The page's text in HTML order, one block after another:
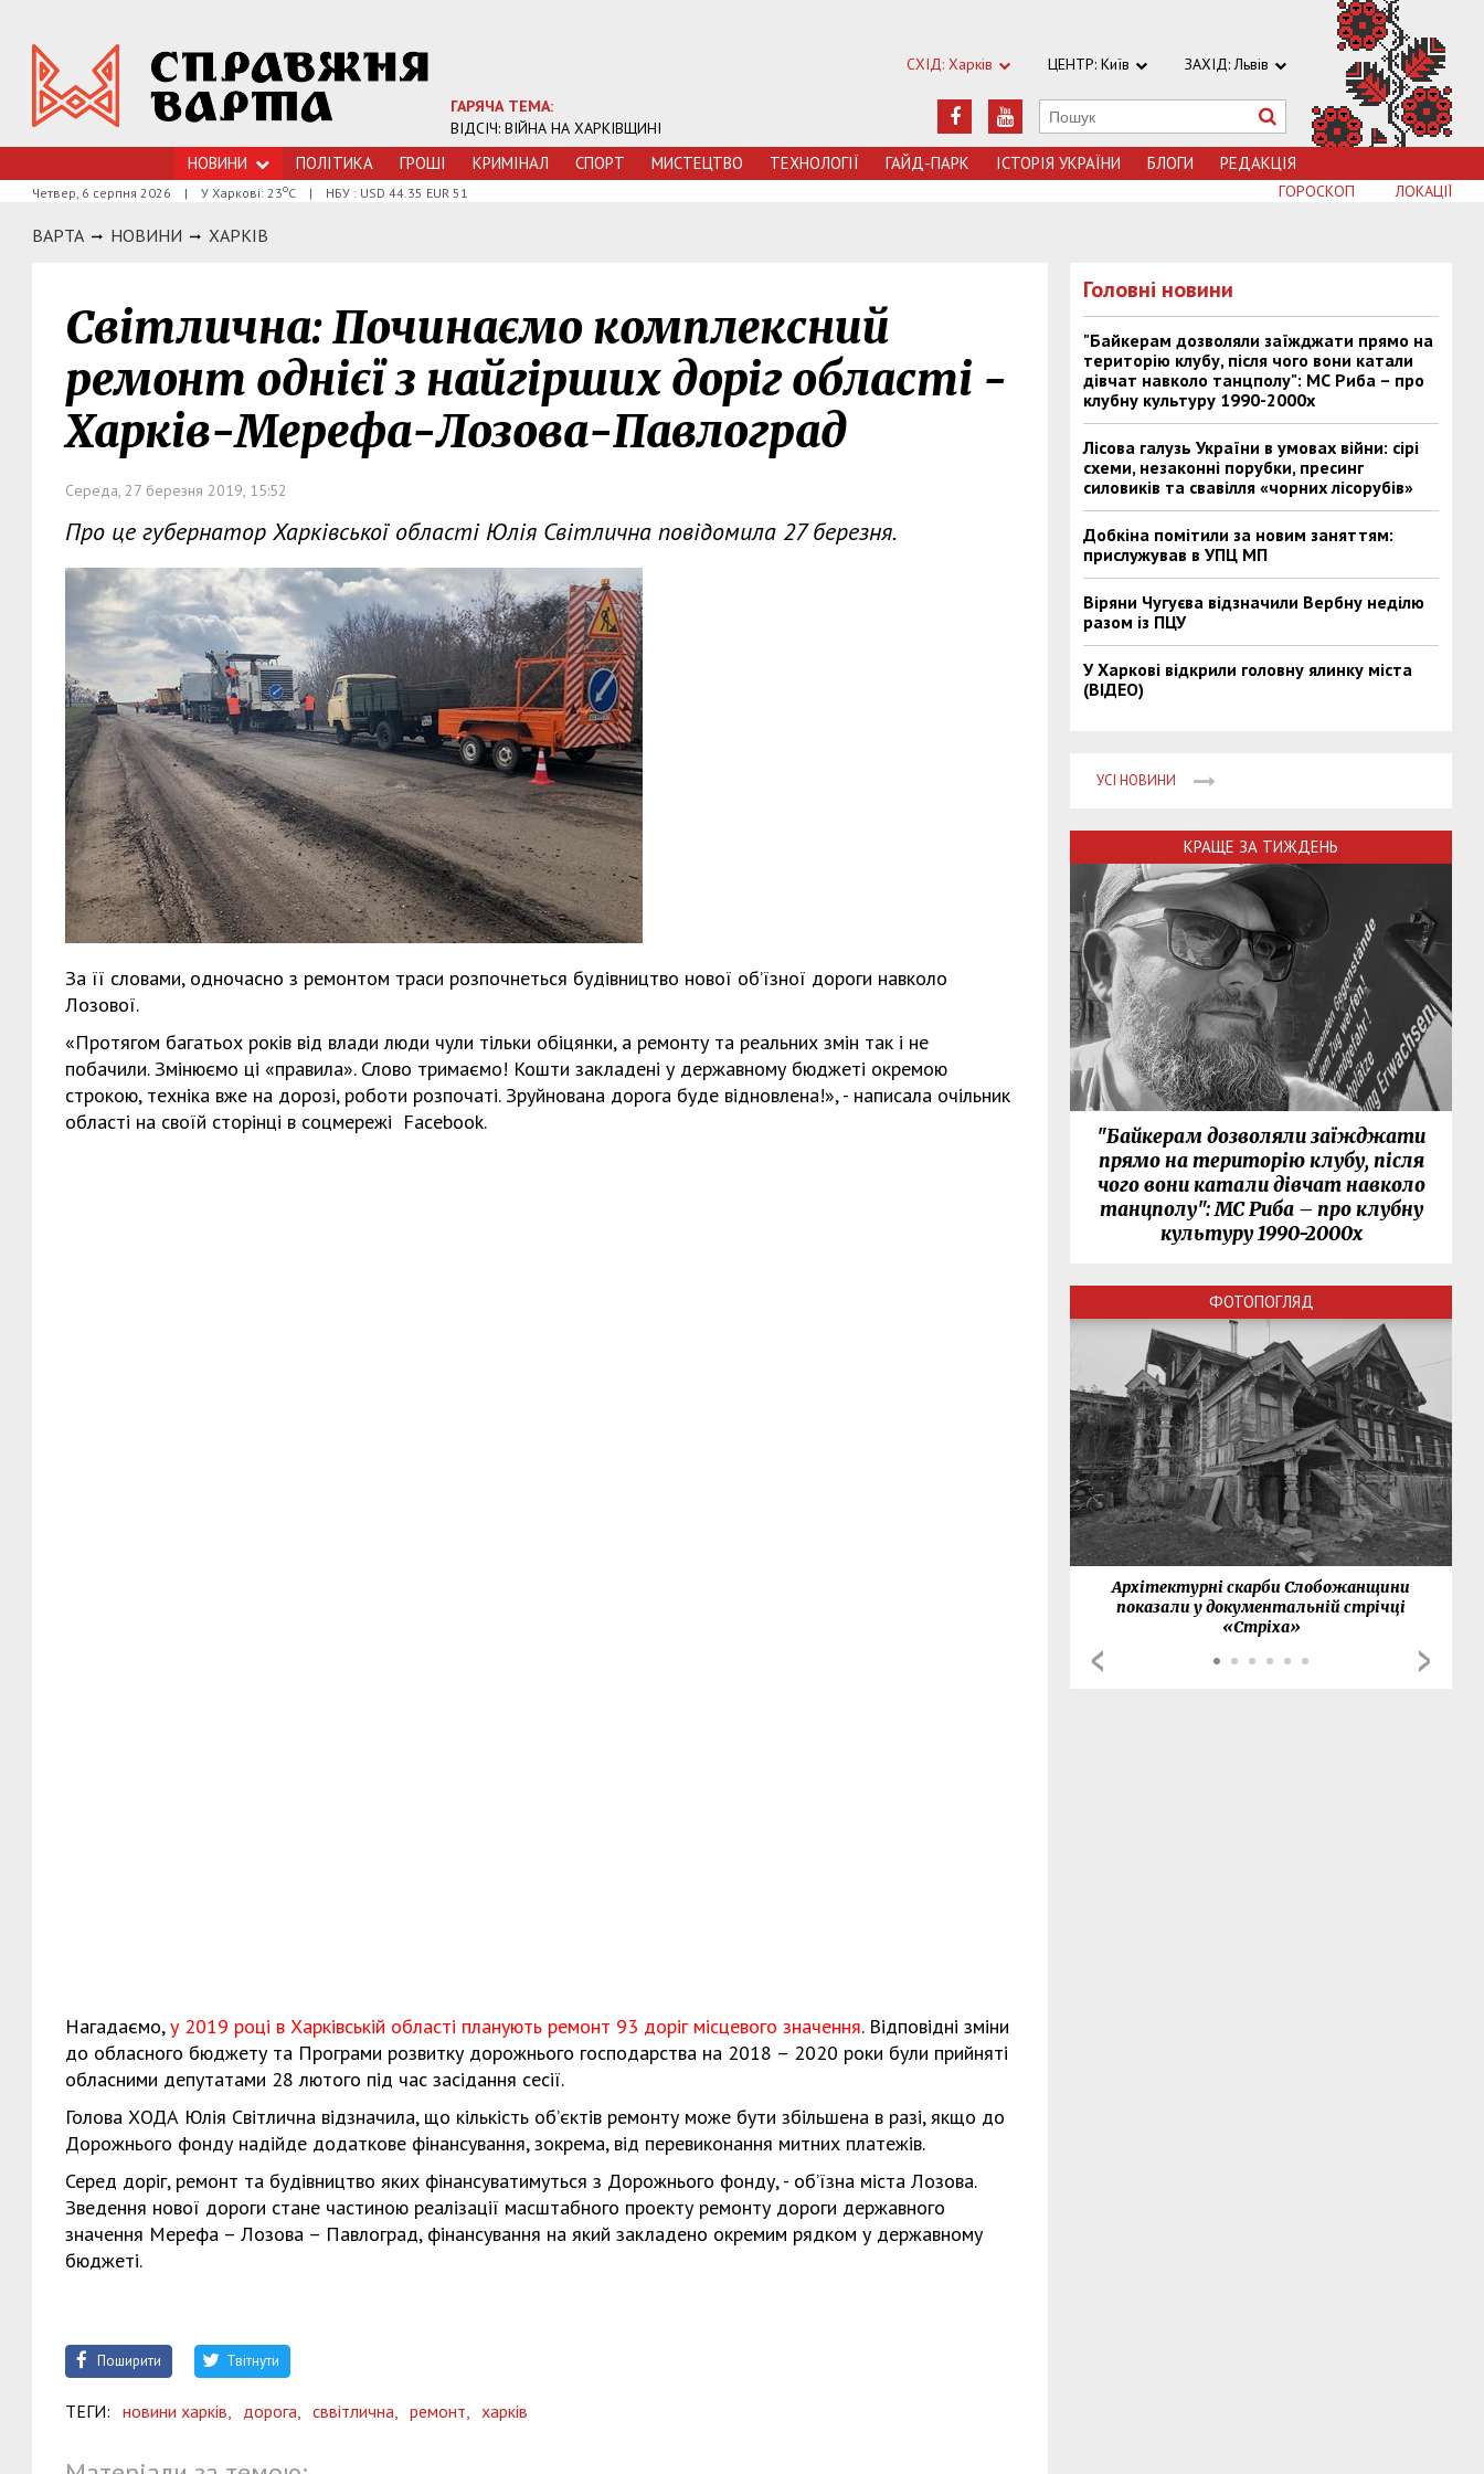
ГАРЯЧА ТЕМА:
ВІДСІЧ: ВІЙНА НА ХАРКІВЩИНІ
СХІД: Харків ЦЕНТР: Київ ЗАХІД: Львів
НОВИНИ ПОЛІТИКА ГРОШI КРИМIНАЛ СПОРТ МИСТЕЦТВО ТЕХНОЛОГIЇ ГАЙД-ПАРК ІСТОРІЯ УКРАЇНИ БЛОГИ РЕДАКЦІЯ
Четвер, 6 серпня 2026 | У Харкові: 23оС | НБУ : USD 44.35 EUR 51 ЛОКАЦІЇ
ГОРОСКОП
ВАРТА НОВИНИ ХАРКIВ
Світлична: Починаємо комплексний
ремонт однієї з найгірших доріг області -
Харків-Мерефа-Лозова-Павлоград
Середа, 27 березня 2019, 15:52
Про це губернатор Харківської області Юлія Світлична повідомила 27 березня.
За її словами, одночасно з ремонтом траси розпочнеться будівництво нової об’їзної дороги навколо
Лозової.
«Протягом багатьох років від влади люди чули тільки обіцянки, а ремонту та реальних змін так і не
побачили. Змінюємо ці «правила». Слово тримаємо! Кошти закладені у державному бюджеті окремою
строкою, техніка вже на дорозі, роботи розпочаті. Зруйнована дорога буде відновлена!», - написала очільник
області на своїй сторінці в соцмережі Facebook.
Нагадаємо,у 2019 році в Харківській області планують ремонт 93 доріг місцевого значення. Відповідні зміни
до обласного бюджету та Програми розвитку дорожнього господарства на 2018 – 2020 роки були прийняті
обласними депутатами 28 лютого під час засідання сесії.
Голова ХОДА Юлія Світлична відзначила, що кількість об’єктів ремонту може бути збільшена в разі, якщо до
Дорожнього фонду надійде додаткове фінансування, зокрема, від перевиконання митних платежів.
Серед доріг, ремонт та будівництво яких фінансуватимуться з Дорожнього фонду, - об’їзна міста Лозова.
Зведення нової дороги стане частиною реалізації масштабного проекту ремонту дороги державного
значення Мерефа – Лозова – Павлоград, фінансування на який закладено окремим рядком у державному
бюджеті.
Поширити Твітнути
ТЕГИ: новини харків, дорога, сввітлична, ремонт, харків
Головні новини
"Байкерам дозволяли заїжджати прямо на
територію клубу, після чого вони катали
дівчат навколо танцполу": МС Риба – про
клубну культуру 1990-2000х
Лісова галузь України в умовах війни: сірі
схеми, незаконні порубки, пресинг
силовиків та свавілля «чорних лісорубів»
Добкіна помітили за новим заняттям:
прислужував в УПЦ МП
Віряни Чугуєва відзначили Вербну неділю
разом із ПЦУ
У Харкові відкрили головну ялинку міста
(ВІДЕО)
УСІ НОВИНИ
КРАЩЕ ЗА ТИЖДЕНЬ
"Байкерам дозволяли заїжджати
прямо на територію клубу, після
чого вони катали дівчат навколо
танцполу": МС Риба – про клубну
культуру 1990-2000х
ФОТОПОГЛЯД
Архітектурні скарби Слобожанщини
показали у документальній стрічці
«Стріха»